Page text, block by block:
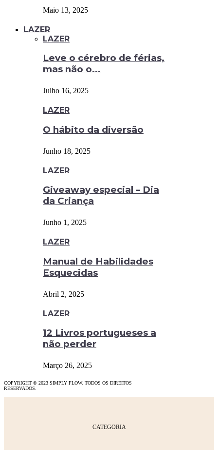
Maio 13, 2025
LAZER
LAZER
Leve o cérebro de férias,
mas não o...
Julho 16, 2025
LAZER
O hábito da diversão
Junho 18, 2025
LAZER
Giveaway especial – Dia
da Criança
Junho 1, 2025
LAZER
Manual de Habilidades
Esquecidas
Abril 2, 2025
LAZER
12 Livros portugueses a
não perder
Março 26, 2025
COPYRIGHT © 2023 SIMPLY FLOW. TODOS OS DIREITOS
RESERVADOS.
CATEGORIA